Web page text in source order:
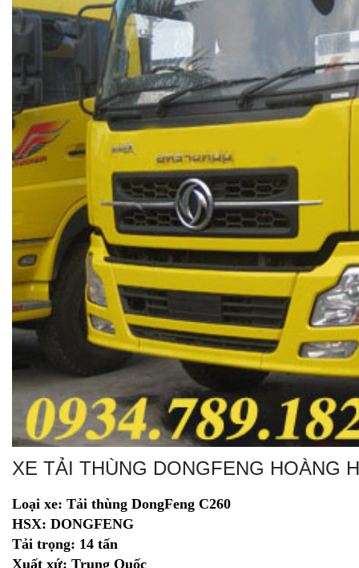
XE TẢI THÙNG DONGFENG HOÀNG
Loại xe: Tải thùng DongFeng C260
HSX: DONGFENG
Tải trọng: 14 tấn
Xuất xứ: Trung Quốc